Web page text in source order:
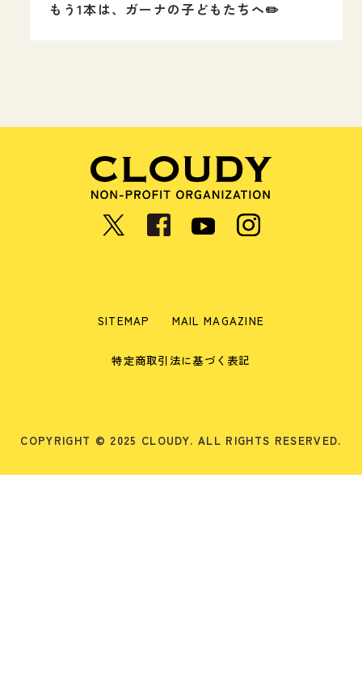
もう1本は、ガーナの子どもたちへ✏️
SITEMAP MAIL MAGAZINE
特定商取引法に基づく表記
COPYRIGHT © 2025 CLOUDY. ALL RIGHTS RESERVED.